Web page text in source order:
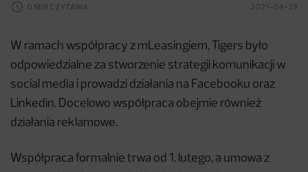
0 MIN CZYTANIA 2021-04-29
W ramach współpracy z mLeasingiem, Tigers było
odpowiedzialne za stworzenie strategii komunikacji w
social media i prowadzi działania na Facebooku oraz
Linkedin. Docelowo współpraca obejmie również
działania reklamowe.
Współpraca formalnie trwa od 1. lutego, a umowa z